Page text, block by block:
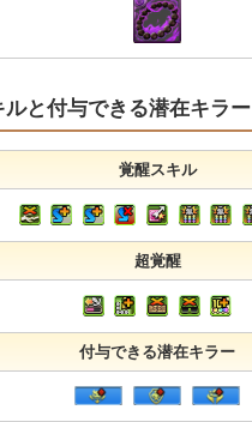
ルと付与できる潜在キラー
覚醒スキル
超覚醒
付与できる潜在キラー